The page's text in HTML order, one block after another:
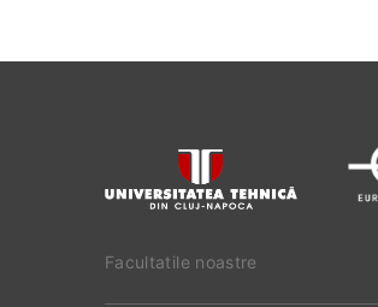
Facultatile noastre